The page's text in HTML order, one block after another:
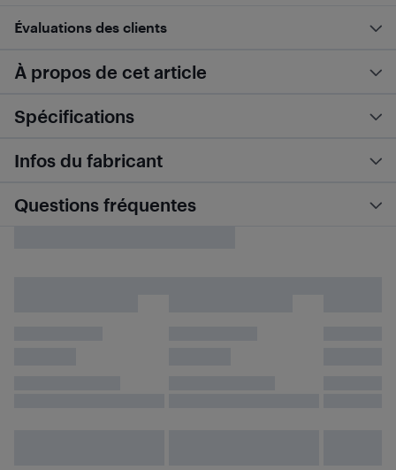
Évaluations des clients
À propos de cet article
Spécifications
Infos du fabricant
Questions fréquentes